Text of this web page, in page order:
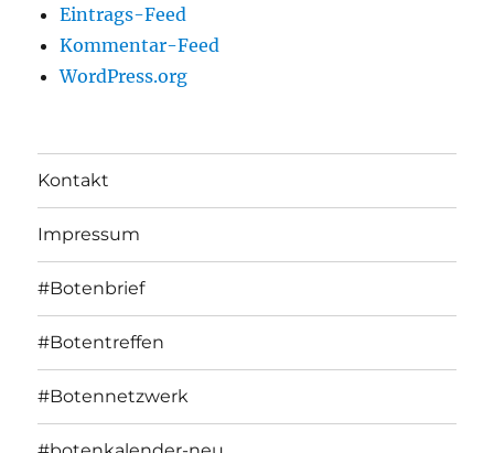
Eintrags-Feed
Kommentar-Feed
WordPress.org
Kontakt
Impressum
#Botenbrief
#Botentreffen
#Botennetzwerk